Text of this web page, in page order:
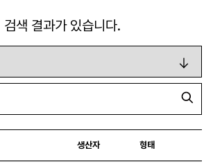
검색 결과가 있습니다.
생산자 형태